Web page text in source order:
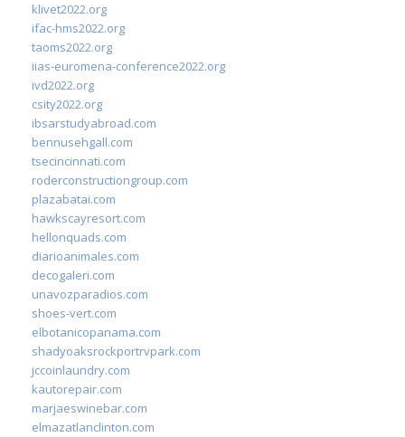
klivet2022.org
ifac-hms2022.org
taoms2022.org
iias-euromena-conference2022.org
ivd2022.org
csity2022.org
ibsarstudyabroad.com
bennusehgall.com
tsecincinnati.com
roderconstructiongroup.com
plazabatai.com
hawkscayresort.com
hellonquads.com
diarioanimales.com
decogaleri.com
unavozparadios.com
shoes-vert.com
elbotanicopanama.com
shadyoaksrockportrvpark.com
jccoinlaundry.com
kautorepair.com
marjaeswinebar.com
elmazatlanclinton.com